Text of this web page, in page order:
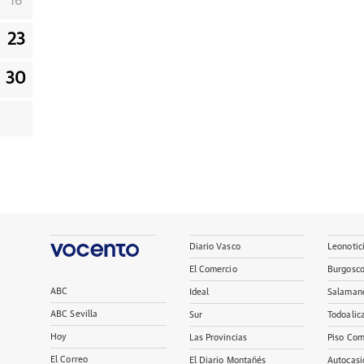
23
30
ABC
ABC Sevilla
Hoy
El Correo
Diario Vasco
El Comercio
Ideal
Sur
Las Provincias
El Diario Montañés
Piso